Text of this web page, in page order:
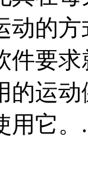
动的
件要
的运
用它。